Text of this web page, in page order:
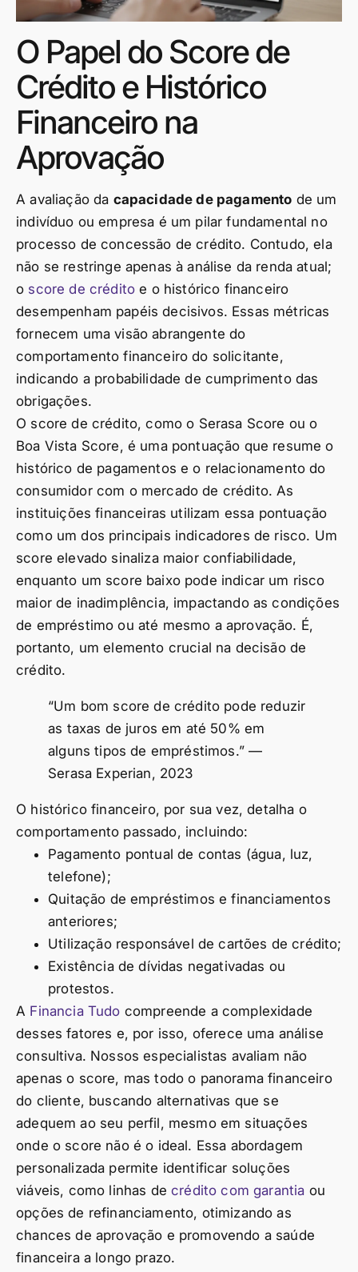
O Papel do Score de
Crédito e Histórico
Financeiro na
Aprovação
A avaliação da capacidade de pagamento de um
indivíduo ou empresa é um pilar fundamental no
processo de concessão de crédito. Contudo, ela
não se restringe apenas à análise da renda atual;
o score de crédito e o histórico financeiro
desempenham papéis decisivos. Essas métricas
fornecem uma visão abrangente do
comportamento financeiro do solicitante,
indicando a probabilidade de cumprimento das
obrigações.
O score de crédito, como o Serasa Score ou o
Boa Vista Score, é uma pontuação que resume o
histórico de pagamentos e o relacionamento do
consumidor com o mercado de crédito. As
instituições financeiras utilizam essa pontuação
como um dos principais indicadores de risco. Um
score elevado sinaliza maior confiabilidade,
enquanto um score baixo pode indicar um risco
maior de inadimplência, impactando as condições
de empréstimo ou até mesmo a aprovação. É,
portanto, um elemento crucial na decisão de
crédito.
“Um bom score de crédito pode reduzir
as taxas de juros em até 50% em
alguns tipos de empréstimos.” —
Serasa Experian, 2023
O histórico financeiro, por sua vez, detalha o
comportamento passado, incluindo:
Pagamento pontual de contas (água, luz,
telefone);
Quitação de empréstimos e financiamentos
anteriores;
Utilização responsável de cartões de crédito;
Existência de dívidas negativadas ou
protestos.
A Financia Tudo compreende a complexidade
desses fatores e, por isso, oferece uma análise
consultiva. Nossos especialistas avaliam não
apenas o score, mas todo o panorama financeiro
do cliente, buscando alternativas que se
adequem ao seu perfil, mesmo em situações
onde o score não é o ideal. Essa abordagem
personalizada permite identificar soluções
viáveis, como linhas decrédito com garantia ou
opções de refinanciamento, otimizando as
chances de aprovação e promovendo a saúde
financeira a longo prazo.